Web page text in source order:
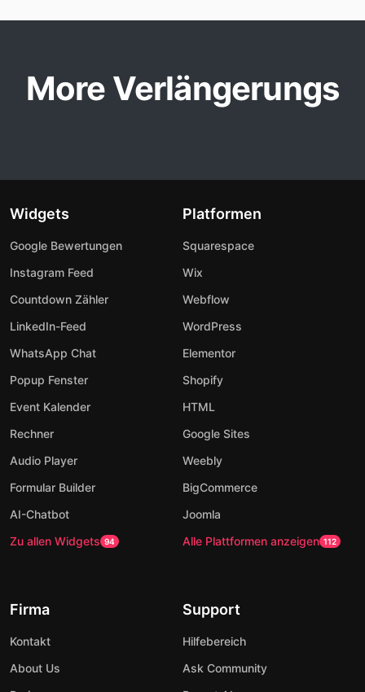
More Verlängerungs
Widgets
Google Bewertungen
Instagram Feed
Countdown Zähler
LinkedIn-Feed
WhatsApp Chat
Popup Fenster
Event Kalender
Rechner
Audio Player
Formular Builder
AI-Chatbot
Zu allen Widgets 94
Platformen
Squarespace
Wix
Webflow
WordPress
Elementor
Shopify
HTML
Google Sites
Weebly
BigCommerce
Joomla
Alle Plattformen anzeigen 112
Firma
Kontakt
About Us
Support
Hilfebereich
Ask Community